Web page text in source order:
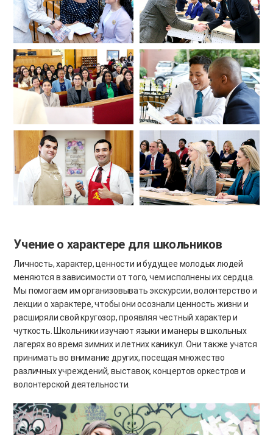
Учение о характере для школьников
Личность, характер, ценности и будущее молодых людей
меняются в зависимости от того, чем исполнены их сердца.
Мы помогаем им организовывать экскурсии, волонтерство и
лекции о характере, чтобы они осознали ценность жизни и
расширяли свой кругозор, проявляя честный характер и
чуткость. Школьники изучают языки и манеры в школьных
лагерях во время зимних и летних каникул. Они также учатся
принимать во внимание других, посещая множество
различных учреждений, выставок, концертов оркестров и
волонтерской деятельности.